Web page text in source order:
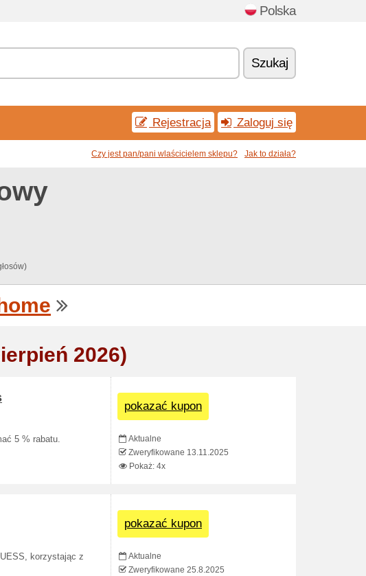
Polska
Szukaj
Rejestracja Zaloguj się
Czy jest pan/pani wlaścicielem sklepu? Jak to działa?
2026)
5 % rabatu.
pokazać kupon
Aktualne
Zweryfikowane 13.11.2025
Pokaż: 4x
korzystając z
pokazać kupon
Aktualne
Zweryfikowane 25.8.2025